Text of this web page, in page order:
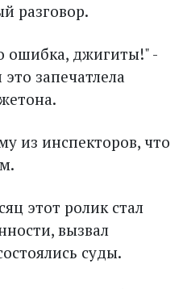
разговор.
ошибка, джигиты!" -
запечатлела
из инспекторов, что
этот ролик стал
вызвал
суды.